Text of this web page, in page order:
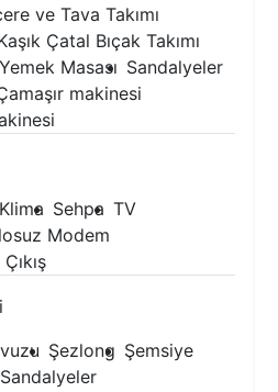
ve Tava Takımı
Çatal Bıçak Takımı
Yemek Masası Sandalyeler
makinesi
Klima Sehpa TV
Modem
Şezlong Şemsiye
Sandalyeler